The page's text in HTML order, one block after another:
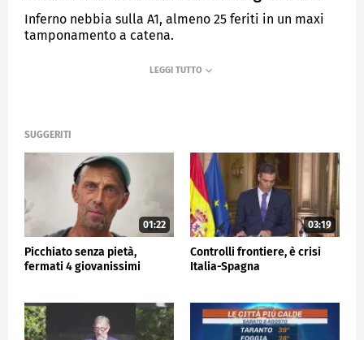
Inferno nebbia sulla A1, almeno 25 feriti in un maxi
tamponamento a catena.
SUGGERITI
01:22
Picchiato senza pietà,
fermati 4 giovanissimi
03:19
Controlli frontiere, è crisi
Italia-Spagna